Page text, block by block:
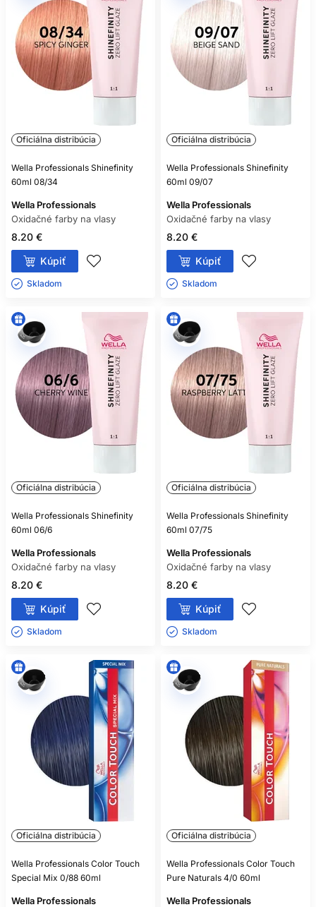
Oficiálna distribúcia
Wella Professionals Shinefinity
60ml 08/34
Wella Professionals
Oxidačné farby na vlasy
8.20 €
Kúpiť
Skladom ㅤ
Oficiálna distribúcia
Wella Professionals Shinefinity
60ml 09/07
Wella Professionals
Oxidačné farby na vlasy
8.20 €
Kúpiť
Skladom ㅤ
Oficiálna distribúcia
Wella Professionals Shinefinity
60ml 06/6
Wella Professionals
Oxidačné farby na vlasy
8.20 €
Kúpiť
Skladom ㅤ
Oficiálna distribúcia
Wella Professionals Shinefinity
60ml 07/75
Wella Professionals
Oxidačné farby na vlasy
8.20 €
Kúpiť
Skladom ㅤ
Oficiálna distribúcia
Wella Professionals Color Touch
Special Mix 0/88 60ml
Wella Professionals
Oficiálna distribúcia
Wella Professionals Color Touch
Pure Naturals 4/0 60ml
Wella Professionals